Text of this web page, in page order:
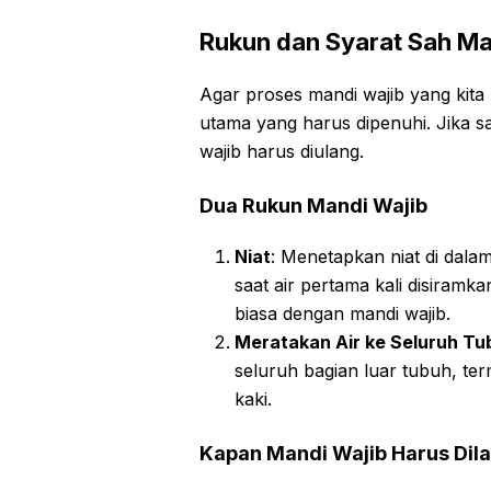
Rukun dan Syarat Sah
Agar proses mandi wajib yang
utama yang harus dipenuhi. Jika
wajib harus diulang.
Dua Rukun Mandi Wajib
Niat: Menetapkan niat di
saat air pertama kali
biasa dengan mandi wajib.
Meratakan Air ke Seluruh
seluruh bagian luar tubuh,
kaki.
Kapan Mandi Wajib Harus